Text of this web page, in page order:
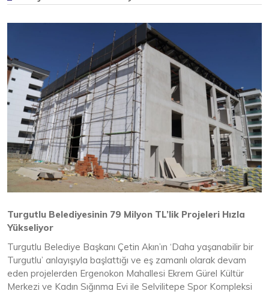
Turgutlu Belediyesinin 79 Milyon TL’lik Projeleri Hızla
Yükseliyor
Turgutlu Belediye Başkanı Çetin Akın’ın ‘Daha yaşanabilir bir
Turgutlu’ anlayışıyla başlattığı ve eş zamanlı olarak devam
eden projelerden Ergenokon Mahallesi Ekrem Gürel Kültür
Merkezi ve Kadın Sığınma Evi ile Selvilitepe Spor Kompleksi